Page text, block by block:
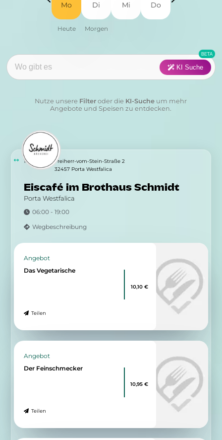
Fisch Fleisch
Sushi Vegan
Kategorie:
Anwenden Löschen
Mo Di Mi Do
KI Suche
Nutze unsere Filter oder die KI-Suche um mehr
Angebote und Speisen zu entdecken.
Eiscafé im Brothaus Schmidt
Porta Westfalica
06:00 - 19:00
Wegbeschreibung
1.07 km
Freiherr-vom-Stein-Straße 2
32457 Porta Westfalica
Angebot
Das Vegetarische
Teilen
10,10 €
Angebot
Der Feinschmecker
Teilen
10,95 €